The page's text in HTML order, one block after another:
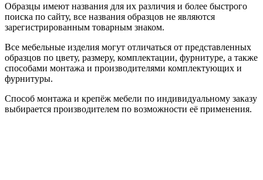
Образцы имеют названия для их различия и более быстрого
поиска по сайту, все названия образцов не являются
зарегистрированным товарным знаком.
Все мебельные изделия могут отличаться от представленных
образцов по цвету, размеру, комплектации, фурнитуре, а также
способами монтажа и производителями комплектующих и
фурнитуры.
Способ монтажа и крепёж мебели по индивидуальному заказу
выбирается производителем по возможности её применения.